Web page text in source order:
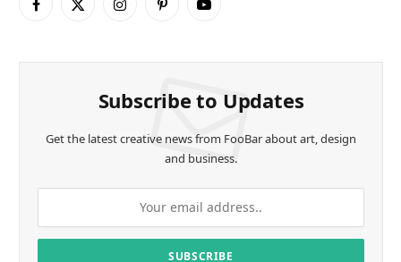
Facebook
X
InstagramPinterestYouTube
Subscribe to Updates
Get the latest creative news from FooBar about art, design
and business.